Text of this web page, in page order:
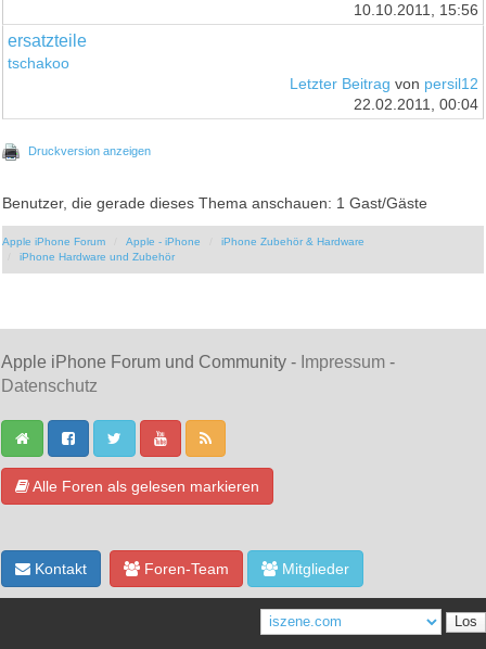
10.10.2011, 15:56
ersatzteile
tschakoo
Letzter Beitrag von persil12
22.02.2011, 00:04
Druckversion anzeigen
Benutzer, die gerade dieses Thema anschauen: 1 Gast/Gäste
Apple iPhone Forum Apple - iPhone
iPhone Zubehör & Hardware
iPhone Hardware und Zubehör
Apple iPhone Forum und Community - Impressum -
Datenschutz
Alle Foren als gelesen markieren
Kontakt Foren-Team Mitglieder